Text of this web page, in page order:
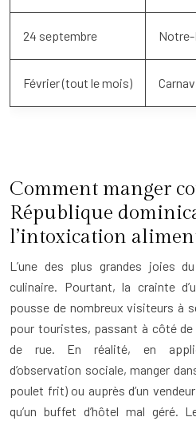
24 septembre Notre-
Février (tout le mois)
Comment manger
République
l’intoxication
L’une des plus grandes joies
culinaire. Pourtant, la crainte
pousse de nombreux visiteurs à
pour touristes, passant à côté de
de rue. En réalité, en
d’observation sociale, manger
poulet frit) ou auprès d’un
qu’un buffet d’hôtel mal géré.